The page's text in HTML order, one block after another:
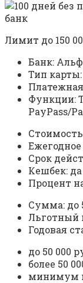
Лимит до 150
Банк:
Тип
Функции:
PayPass/
Ежегодное
Срок
Кешбек: да
Процент
Сумма: до
Льготный
Годовая
до 50 000
более 50
минимум